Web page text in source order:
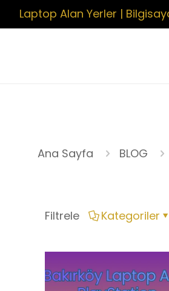
Laptop Alan Yerler |
Ana Sayfa BLOG
Filtrele Kategoriler